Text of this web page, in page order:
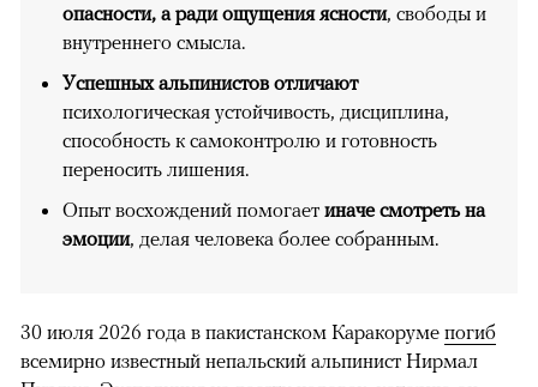
опасности, а ради ощущения ясности, свободы и
внутреннего смысла.
Успешных альпинистов отличают
психологическая устойчивость, дисциплина,
способность к самоконтролю и готовность
переносить лишения.
Опыт восхождений помогает иначе смотреть на
эмоции, делая человека более собранным.
30 июля 2026 года в пакистанском Каракоруме погиб
всемирно известный непальский альпинист Нирмал